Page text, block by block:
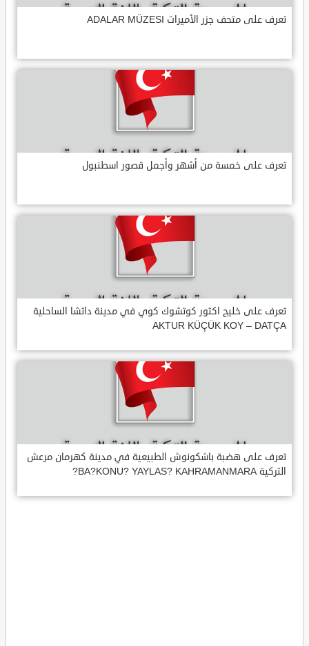
تعرف على متحف جزر الأميرات ADALAR MÜZESI
تعرف على خمسة من أشهر وأجمل قصور اسطنبول
تعرف على خليج اكتور كوتشوك كوي في مدينة داتشا الساحلية
AKTUR KÜÇÜK KOY – DATÇA
تعرف على هضبة باشكونوش الطبيعية في مدينة كهرمان مرعش
التركية BA?KONU? YAYLAS? KAHRAMANMARA?